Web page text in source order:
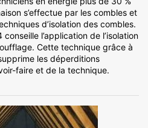
s’effectue par les combles et
d’isolation des combles.
l’application de l’isolation
Cette technique grâce à
les déperditions
faire et de la technique.